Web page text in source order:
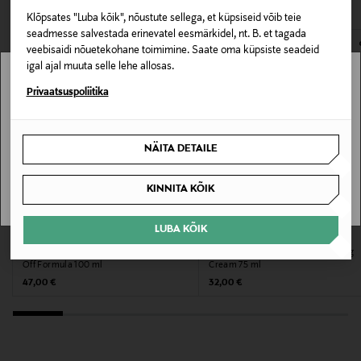
Klõpsates "Luba kõik", nõustute sellega, et küpsiseid võib teie
seadmesse salvestada erinevatel eesmärkidel, nt. B. et tagada
veebisaidi nõuetekohane toimimine. Saate oma küpsiste seadeid
igal ajal muuta selle lehe allosas.
Privaatsuspoliitika
NÄITA DETAILE
KINNITA KÕIK
LUBA KÕIK
Nahatüüp
Kõik nahatüübid
Kategooria
Kategooria
1
E-POE TAGASTUSED
Off Formula 100 ml
Original Price
47,00 €
Kooriv kreem Enzymatic Exfoliating
Cream 75 ml
Original Price
32,00 €
Stockmann pole Sinu riigis saadaval.
SAAN ARU